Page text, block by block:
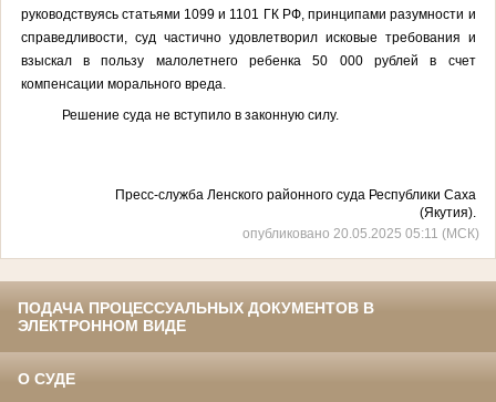
руководствуясь статьями 1099 и 1101 ГК РФ, принципами разумности и
справедливости, суд частично удовлетворил исковые требования и
взыскал в пользу малолетнего ребенка 50 000 рублей в счет
компенсации морального вреда.
Решение суда не вступило в законную силу.
Пресс-служба Ленского районного суда Республики Саха
(Якутия).
опубликовано 20.05.2025 05:11 (МСК)
ПОДАЧА ПРОЦЕССУАЛЬНЫХ ДОКУМЕНТОВ В
ЭЛЕКТРОННОМ ВИДЕ
О СУДЕ